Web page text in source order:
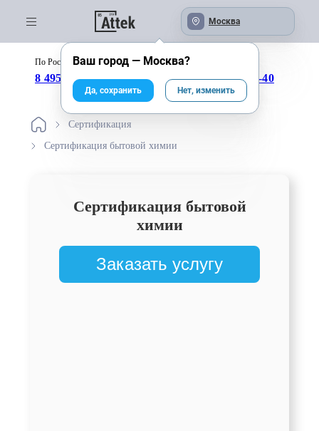
Москва
По России бесплатно:
8 495 246-04-43 8 800 333-25-40
Сертификация
Сертификация бытовой химии
Сертификация бытовой
химии
Заказать услугу
Ваш город — Москва?
Да, сохранить Нет, изменить